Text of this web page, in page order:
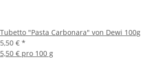
Tubetto "Pasta Carbonara" von Dewi 100g
5,50 € *
5,50 € pro 100 g